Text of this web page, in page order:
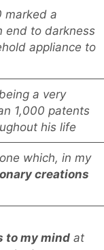
marked a
end to darkness
appliance to
a very
1,000 patents
his life
which, in my
creations
to my mind at